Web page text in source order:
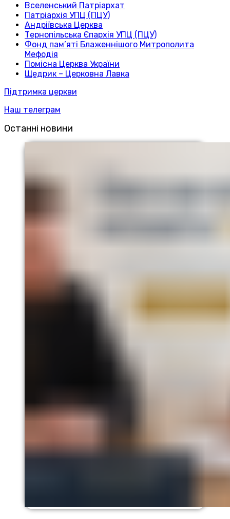
Вселенський Патріархат
Патріархія УПЦ (ПЦУ)
Андріївська Церква
Тернопільська Єпархія УПЦ (ПЦУ)
Фонд пам’яті Блаженнішого Митрополита
Мефодія
Помісна Церква України
Щедрик – Церковна Лавка
Підтримка церкви
Наш телеграм
Останні новини